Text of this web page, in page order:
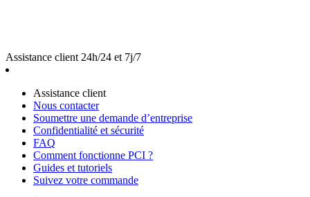
Assistance client 24h/24 et 7j/7
Assistance client
Nous contacter
Soumettre une demande d’entreprise
Confidentialité et sécurité
FAQ
Comment fonctionne PCI ?
Guides et tutoriels
Suivez votre commande